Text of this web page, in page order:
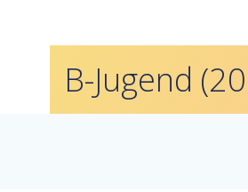
B-Jugend